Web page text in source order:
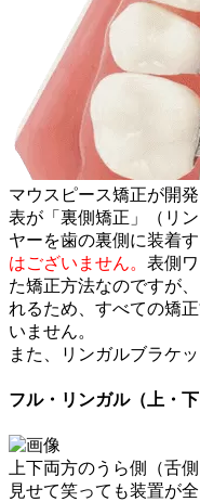
マウスピース矯正が開
表が「裏側矯正」（リ
ヤーを歯の裏側に装着す
はございません。 表側
た矯正方法なのですが
れるため、すべての矯
いません。
また、リンガルブラケ
フル・リンガル（上・
上下両方のうら側（舌
見せて笑っても装置が